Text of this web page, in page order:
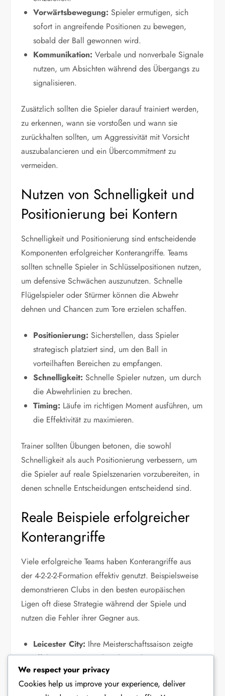
Vorwärtsbewegung: Spieler ermutigen, sich
sofort in angreifende Positionen zu bewegen,
sobald der Ball gewonnen wird.
Kommunikation: Verbale und nonverbale Signale
nutzen, um Absichten während des Übergangs zu
signalisieren.
Zusätzlich sollten die Spieler darauf trainiert werden,
zu erkennen, wann sie vorstoßen und wann sie
zurückhalten sollten, um Aggressivität mit Vorsicht
auszubalancieren und ein Übercommitment zu
vermeiden.
Nutzen von Schnelligkeit und
Positionierung bei Kontern
Schnelligkeit und Positionierung sind entscheidende
Komponenten erfolgreicher Konterangriffe. Teams
sollten schnelle Spieler in Schlüsselpositionen nutzen,
um defensive Schwächen auszunutzen. Schnelle
Flügelspieler oder Stürmer können die Abwehr
dehnen und Chancen zum Tore erzielen schaffen.
Positionierung: Sicherstellen, dass Spieler
strategisch platziert sind, um den Ball in
vorteilhaften Bereichen zu empfangen.
Schnelligkeit: Schnelle Spieler nutzen, um durch
die Abwehrlinien zu brechen.
Timing: Läufe im richtigen Moment ausführen, um
die Effektivität zu maximieren.
Trainer sollten Übungen betonen, die sowohl
Schnelligkeit als auch Positionierung verbessern, um
die Spieler auf reale Spielszenarien vorzubereiten, in
denen schnelle Entscheidungen entscheidend sind.
Reale Beispiele erfolgreicher
Konterangriffe
Viele erfolgreiche Teams haben Konterangriffe aus
der 4-2-2-2-Formation effektiv genutzt. Beispielsweise
demonstrieren Clubs in den besten europäischen
Ligen oft diese Strategie während der Spiele und
nutzen die Fehler ihrer Gegner aus.
Leicester City: Ihre Meisterschaftssaison zeigte
effektives Konterspiel, insbesondere gegen
stärkere Teams.
Atletico Madrid:Bekannt für ihre disziplinierte
We respect your privacy
Cookies help us improve your experience, deliver